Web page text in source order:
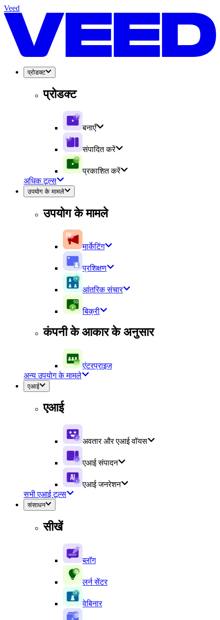
Veed
प्रोडक्ट
प्रोडक्ट
बनाएँ
संपादित करें
प्रकाशित करें
अधिक टूल्स
उपयोग के मामले
उपयोग के मामले
मार्केटिंग
प्रशिक्षण
आंतरिक संचार
बिक्री
कंपनी के आकार के अनुसार
एंटरप्राइज
अन्य उपयोग के मामले
एआई
एआई
अवतार और एआई वॉयस
एआई संपादन
एआई जनरेशन
सभी एआई टूल्स
संसाधन
सीखें
ब्लॉग
लर्न सेंटर
वेबिनार